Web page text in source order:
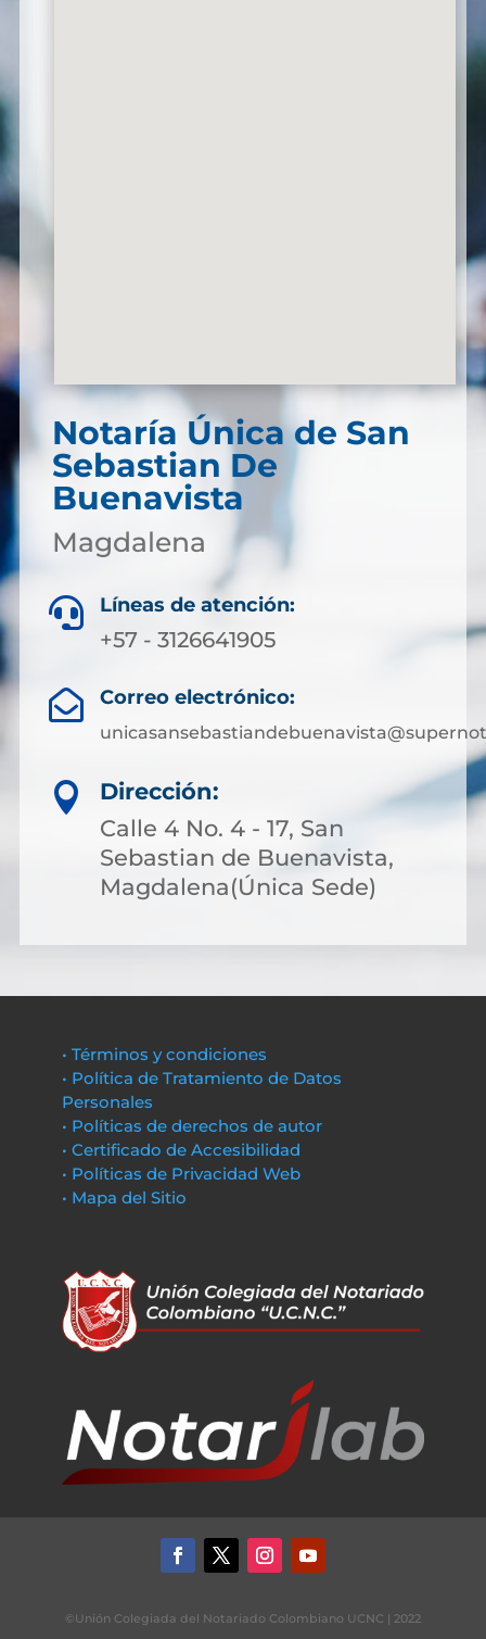
Notaría Única de San
Sebastian De
Buenavista
Magdalena
 Líneas de atención:
+57 - 3126641905
 Correo electrónico:

Dirección:
Calle 4 No. 4 - 17, San
Sebastian de Buenavista,
Magdalena(Única Sede)
• Términos y condiciones
• Política de Tratamiento de Datos
Personales
• Políticas de derechos de autor
• Certificado de Accesibilidad
• Políticas de Privacidad Web
• Mapa del Sitio
©Unión Colegiada del Notariado Colombiano UCNC | 2022